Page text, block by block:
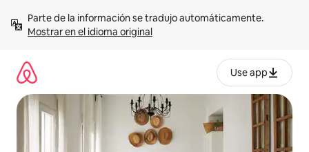
contenidoMostrar en el idioma original
Use app